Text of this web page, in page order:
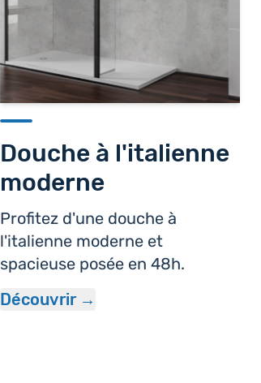
Douche à l'italienne
moderne
Profitez d'une douche à
l'italienne moderne et
spacieuse posée en 48h.
Découvrir